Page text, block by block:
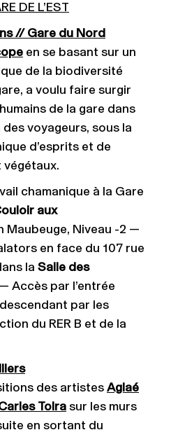
DE L’EST
// Gare du Nord
en se basant sur un
de la biodiversité
a voulu faire surgir
de la gare dans
des voyageurs, sous la
d’esprits et de
végétaux.
chamanique à la Gare
aux
Maubeuge, Niveau -2 —
en face du 107 rue
la Salle des
Accès par l’entrée
par les
du RER B et de la
des artistes Aglaé
Tolra sur les murs
en sortant du